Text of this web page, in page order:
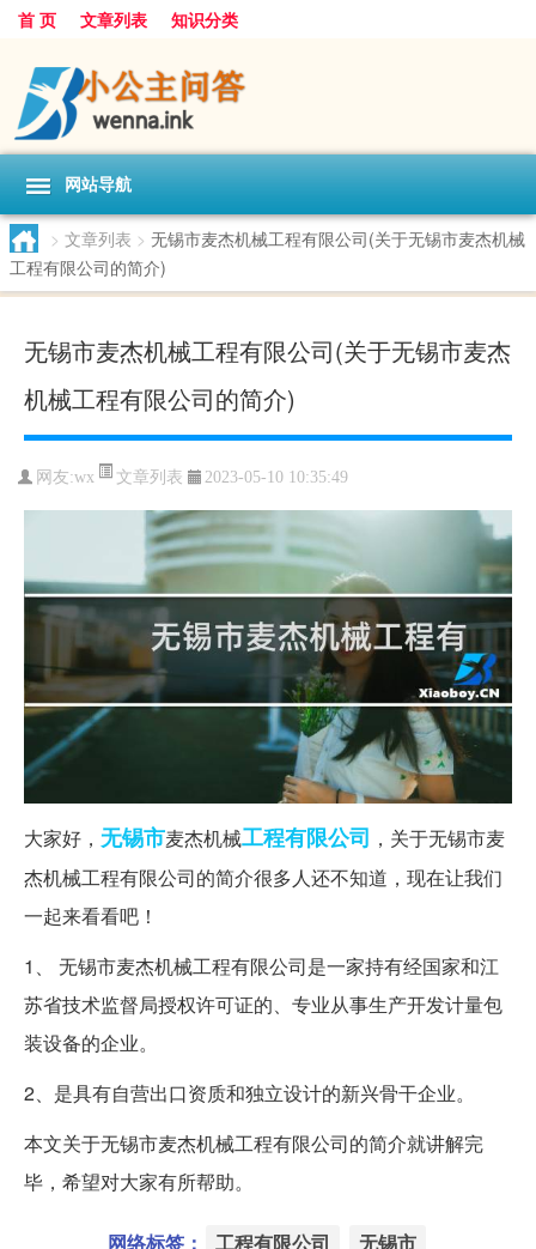
首 页 文章列表 知识分类
网站导航
> 文章列表 > 无锡市麦杰机械工程有限公司(关于无锡市麦杰机械
工程有限公司的简介)
无锡市麦杰机械工程有限公司(关于无锡市麦杰
机械工程有限公司的简介)
网友:wx 文章列表 2023-05-10 10:35:49
大家好， 无锡市麦杰机械工程有限公司 ，关于无锡市麦
杰机械工程有限公司的简介很多人还不知道，现在让我们
一起来看看吧！
1、 无锡市麦杰机械工程有限公司是一家持有经国家和江
苏省技术监督局授权许可证的、专业从事生产开发计量包
装设备的企业。
2、是具有自营出口资质和独立设计的新兴骨干企业。
本文关于无锡市麦杰机械工程有限公司的简介就讲解完
毕，希望对大家有所帮助。
网络标签： 工程有限公司 无锡市